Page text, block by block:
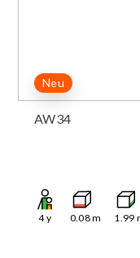
Neu
AW34
4y 0.08m 1.99